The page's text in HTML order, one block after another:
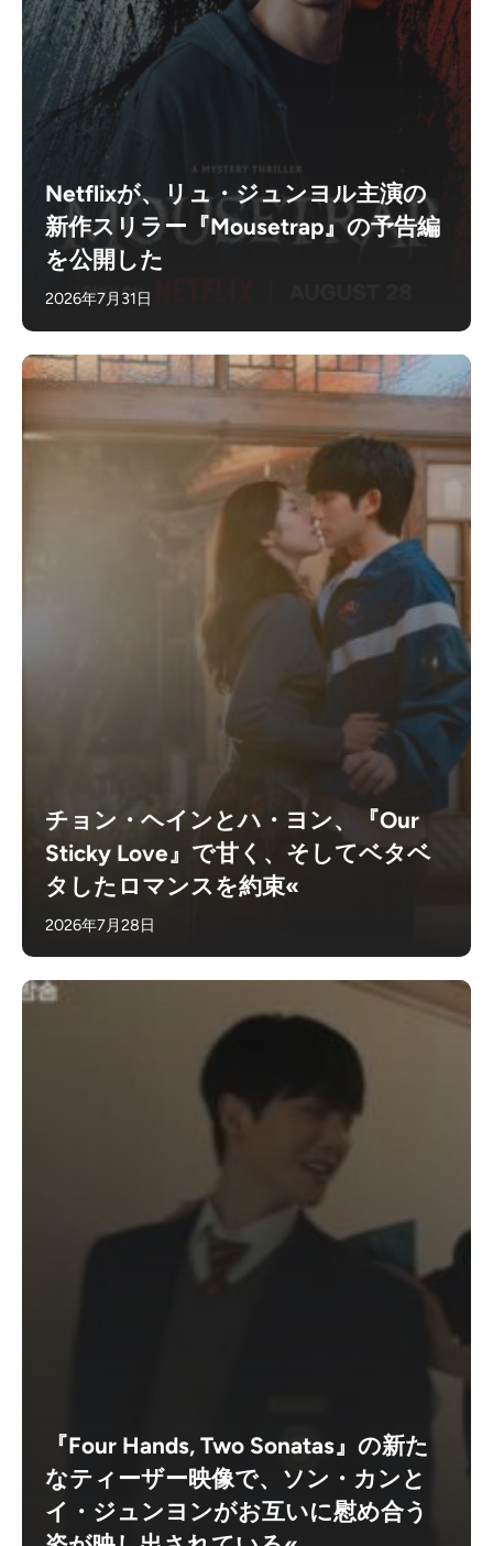
Netflixが、リュ・ジュンヨル主演の
新作スリラー『Mousetrap』の予告編
を公開した
2026年7月31日
チョン・ヘインとハ・ヨン、『Our
Sticky Love』で甘く、そしてベタベ
タしたロマンスを約束«
2026年7月28日
『Four Hands, Two Sonatas』の新た
なティーザー映像で、ソン・カンと
イ・ジュンヨンがお互いに慰め合う